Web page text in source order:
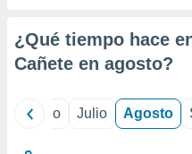
¿Qué tiempo hace
Cañete en agosto?
Junio Julio Agosto